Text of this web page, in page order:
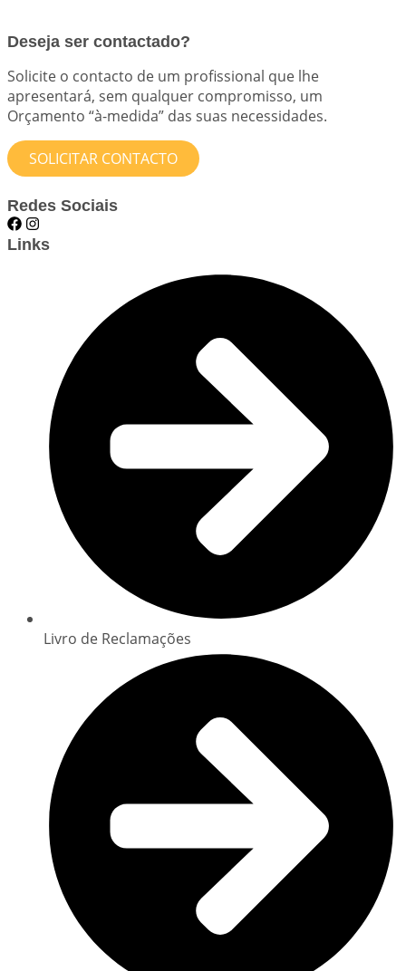
Deseja ser contactado?
Solicite o contacto de um profissional que lhe
apresentará, sem qualquer compromisso, um
Orçamento “à-medida” das suas necessidades.
SOLICITAR CONTACTO
Redes Sociais
Links
Livro de Reclamações